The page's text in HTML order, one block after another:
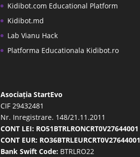
Kidibot.com Educational Platform
Kidibot.md
Lab Vianu Hack
Platforma Educationala Kidibot.ro
Asociația StartEvo
CIF 29432481
Nr. Inregistrare. 148/21.11.2011
CONT LEI: RO51BTRLRONCRT0V27644001
CONT EUR: RO36BTRLEURCRT0V27644001
Bank Swift Code: BTRLRO22